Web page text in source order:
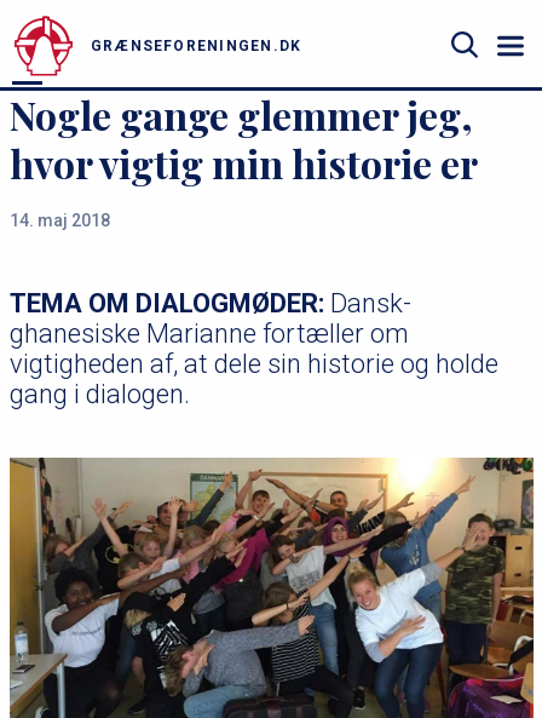
til
hovedindhold
GRÆNSEFORENINGEN.DK
Søg
Nogle gange glemmer jeg,
hvor vigtig min historie er
14. maj 2018
TEMA OM DIALOGMØDER: Dansk-
ghanesiske Marianne fortæller om
vigtigheden af, at dele sin historie og holde
gang i dialogen.